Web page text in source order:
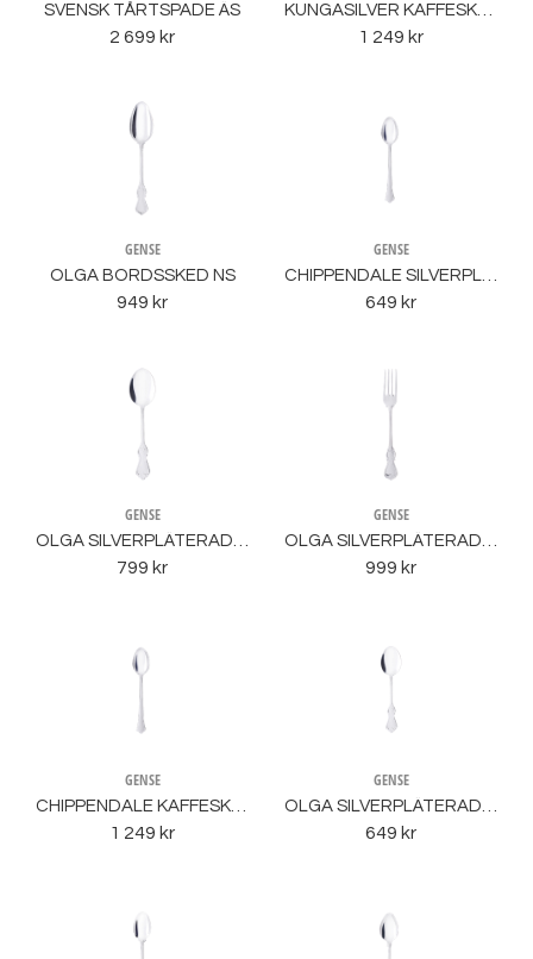
SVENSK TÅRTSPADE ÄS
2 699 kr
KUNGASILVER KAFFESKED MADELEINE ÄS
1 249 kr
GENSE
OLGA BORDSSKED NS
949 kr
GENSE
CHIPPENDALE SILVERPLÄTERAD KAFFESKED NS
649 kr
GENSE
OLGA SILVERPLÄTERAD DESSERTSKED/BARNSKED NS
799 kr
GENSE
OLGA SILVERPLÄTERAD BORDSGAFFEL NS
999 kr
GENSE
CHIPPENDALE KAFFESKED ÄS
1 249 kr
GENSE
OLGA SILVERPLÄTERAD KAFFESKED NS
649 kr